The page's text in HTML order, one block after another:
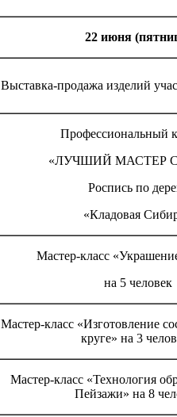
22 июня
Выставка-продажа изделий
Профессиональный
«ЛУЧШИЙ МАСТЕР
Роспись по
«Кладовая
Мастер-класс
на 5 человек
Мастер-класс «Изготовление
круге» на 3
Мастер-класс «Технология
Пейзажи» на 8